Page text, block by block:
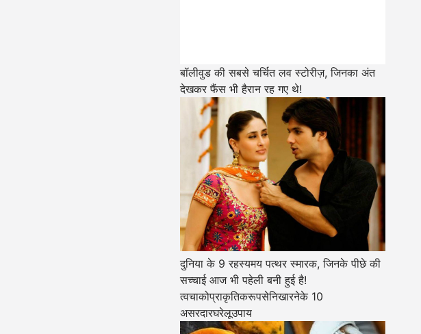
बॉलीवुड की सबसे चर्चित लव स्टोरीज़, जिनका अंत
देखकर फैंस भी हैरान रह गए थे!
दुनिया के 9 रहस्यमय पत्थर स्मारक, जिनके पीछे की
सच्चाई आज भी पहेली बनी हुई है!
त्वचाकोप्राकृतिकरूपसेनिखारनेके 10
असरदारघरेलूउपाय